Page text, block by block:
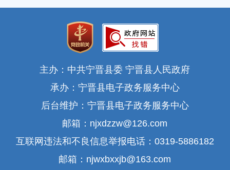
主办：中共宁晋县委 宁晋县人民政府
承办：宁晋县电子政务服务中心
后台维护：宁晋县电子政务服务中心
邮箱：njxdzzw@126.com
互联网违法和不良信息举报电话：0319-5886182
邮箱：njwxbxxjb@163.com